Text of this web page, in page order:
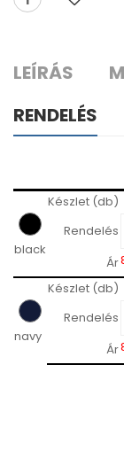
LEÍRÁS
RENDELÉS
black
Készlet (db)
Rendelés
Ár
navy
Készlet (db)
Rendelés
Ár